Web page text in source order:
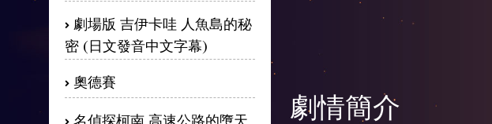
劇場版 吉伊卡哇 人魚島的秘
密 (日文發音中文字幕)
奧德賽
名偵探柯南 高速公路的墮天
劇情簡介